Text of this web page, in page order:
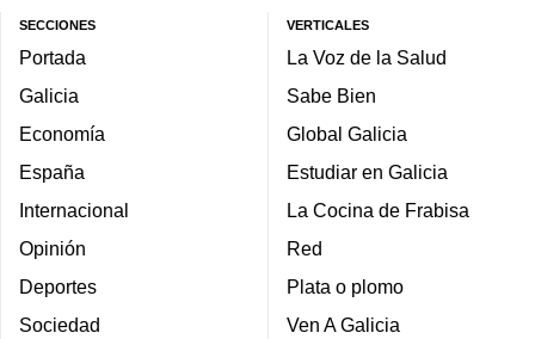
SECCIONES
Portada
Galicia
Economía
España
Internacional
Opinión
Deportes
Sociedad
VERTICALES
La Voz de la Salud
Sabe Bien
Global Galicia
Estudiar en Galicia
La Cocina de Frabisa
Red
Plata o plomo
Ven A Galicia